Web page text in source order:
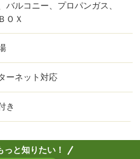
バルコニー、プロパンガス、
ＯＸ
ーネット対応
き
っと知りたい！